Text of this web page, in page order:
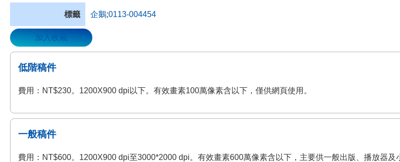
標籤 企鵝;0113-004454
加入收藏
低階稿件
費用：NT$230。1200X900 dpi以下。有效畫素100萬像素含以下，僅供網頁使用。
一般稿件
費用：NT$600。1200X900 dpi至3000*2000 dpi。有效畫素600萬像素含以下，主要供一般出版、播放器及